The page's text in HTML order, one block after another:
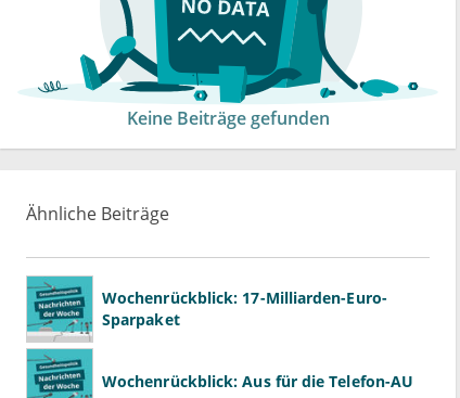
Keine Beiträge gefunden
Ähnliche Beiträge
Wochenrückblick: 17-Milliarden-Euro-
Sparpaket
Wochenrückblick: Aus für die Telefon-AU